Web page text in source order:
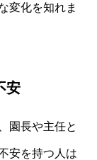
変化を知れま
安
園長や主任と
安を持つ人は